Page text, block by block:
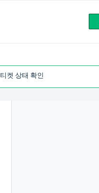
티켓 상태 확인